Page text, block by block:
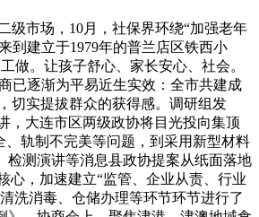
市场，10月，社保界环绕“加强老年
到建立于1979年的普兰店区铁西小
做。让孩子舒心、家长安心、社会。
已逐渐为平易近生实效：全市共建成
切实提拔群众的获得感。调研组发
，大连市区两级政协将目光投向集顶
轨制不完美等问题，到采用新型材料
测演讲等消息县政协提案从纸面落地
心，加速建立“监管、企业从责、行业
洗消毒、仓储办理等环节环节进行了